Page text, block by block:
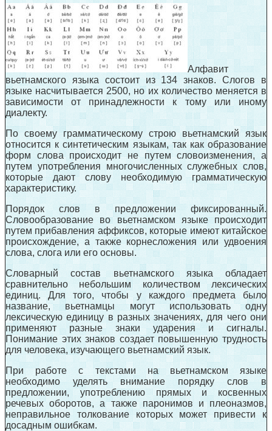
Алфавит
вьетнамского языка состоит из 134 знаков. Слогов в
языке насчитывается 2500, но их количество меняется в
зависимости от принадлежности к тому или иному
диалекту.
По своему грамматическому строю вьетнамский язык
относится к синтетическим языкам, так как образование
форм слова происходит не путем словоизменения, а
путем употребления многочисленных служебных слов,
которые дают слову необходимую грамматическую
характеристику.
Порядок слов в предложении фиксированный.
Словообразование во вьетнамском языке происходит
путем прибавления аффиксов, которые имеют китайское
происхождение, а также корнесложения или удвоения
слова, слога или его основы.
Словарный состав вьетнамского языка обладает
сравнительно небольшим количеством лексических
единиц. Для того, чтобы у каждого предмета было
название, вьетнамцы могут использовать одну
лексическую единицу в разных значениях, для чего они
применяют разные знаки ударения и сигналы.
Понимание этих знаков создает повышенную трудность
для человека, изучающего вьетнамский язык.
При работе с текстами на вьетнамском языке
необходимо уделять внимание порядку слов в
предложении, употреблению прямых и косвенных
речевых оборотов, а также паронимов и плеоназмов,
неправильное толкование которых может привести к
досадным ошибкам.